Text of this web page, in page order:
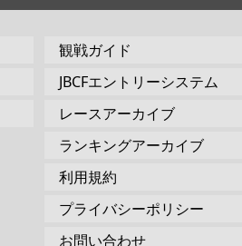
観戦ガイド
JBCFエントリーシステム
レースアーカイブ
ランキングアーカイブ
利用規約
プライバシーポリシー
お問い合わせ